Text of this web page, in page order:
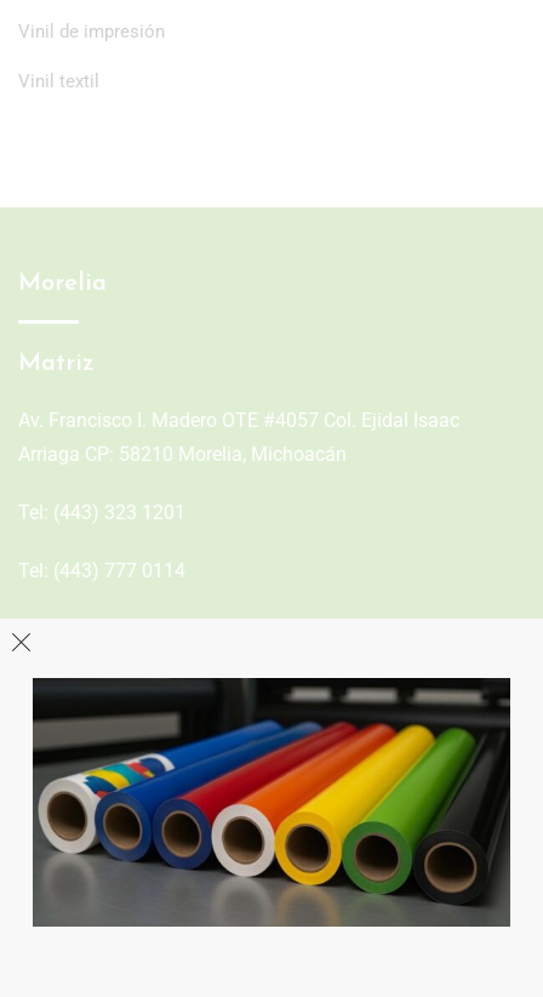
Vinil de impresión
Vinil textil
Morelia
Matriz
Av. Francisco I. Madero OTE #4057 Col. Ejidal Isaac
Arriaga CP: 58210 Morelia, Michoacán
Tel: (443) 323 1201
Tel: (443) 777 0114
León
Sucursal
Av del Astillero 129 Centro bodeguero Las Trojes León,
Guanajuato
Tel:(477) 776 8994